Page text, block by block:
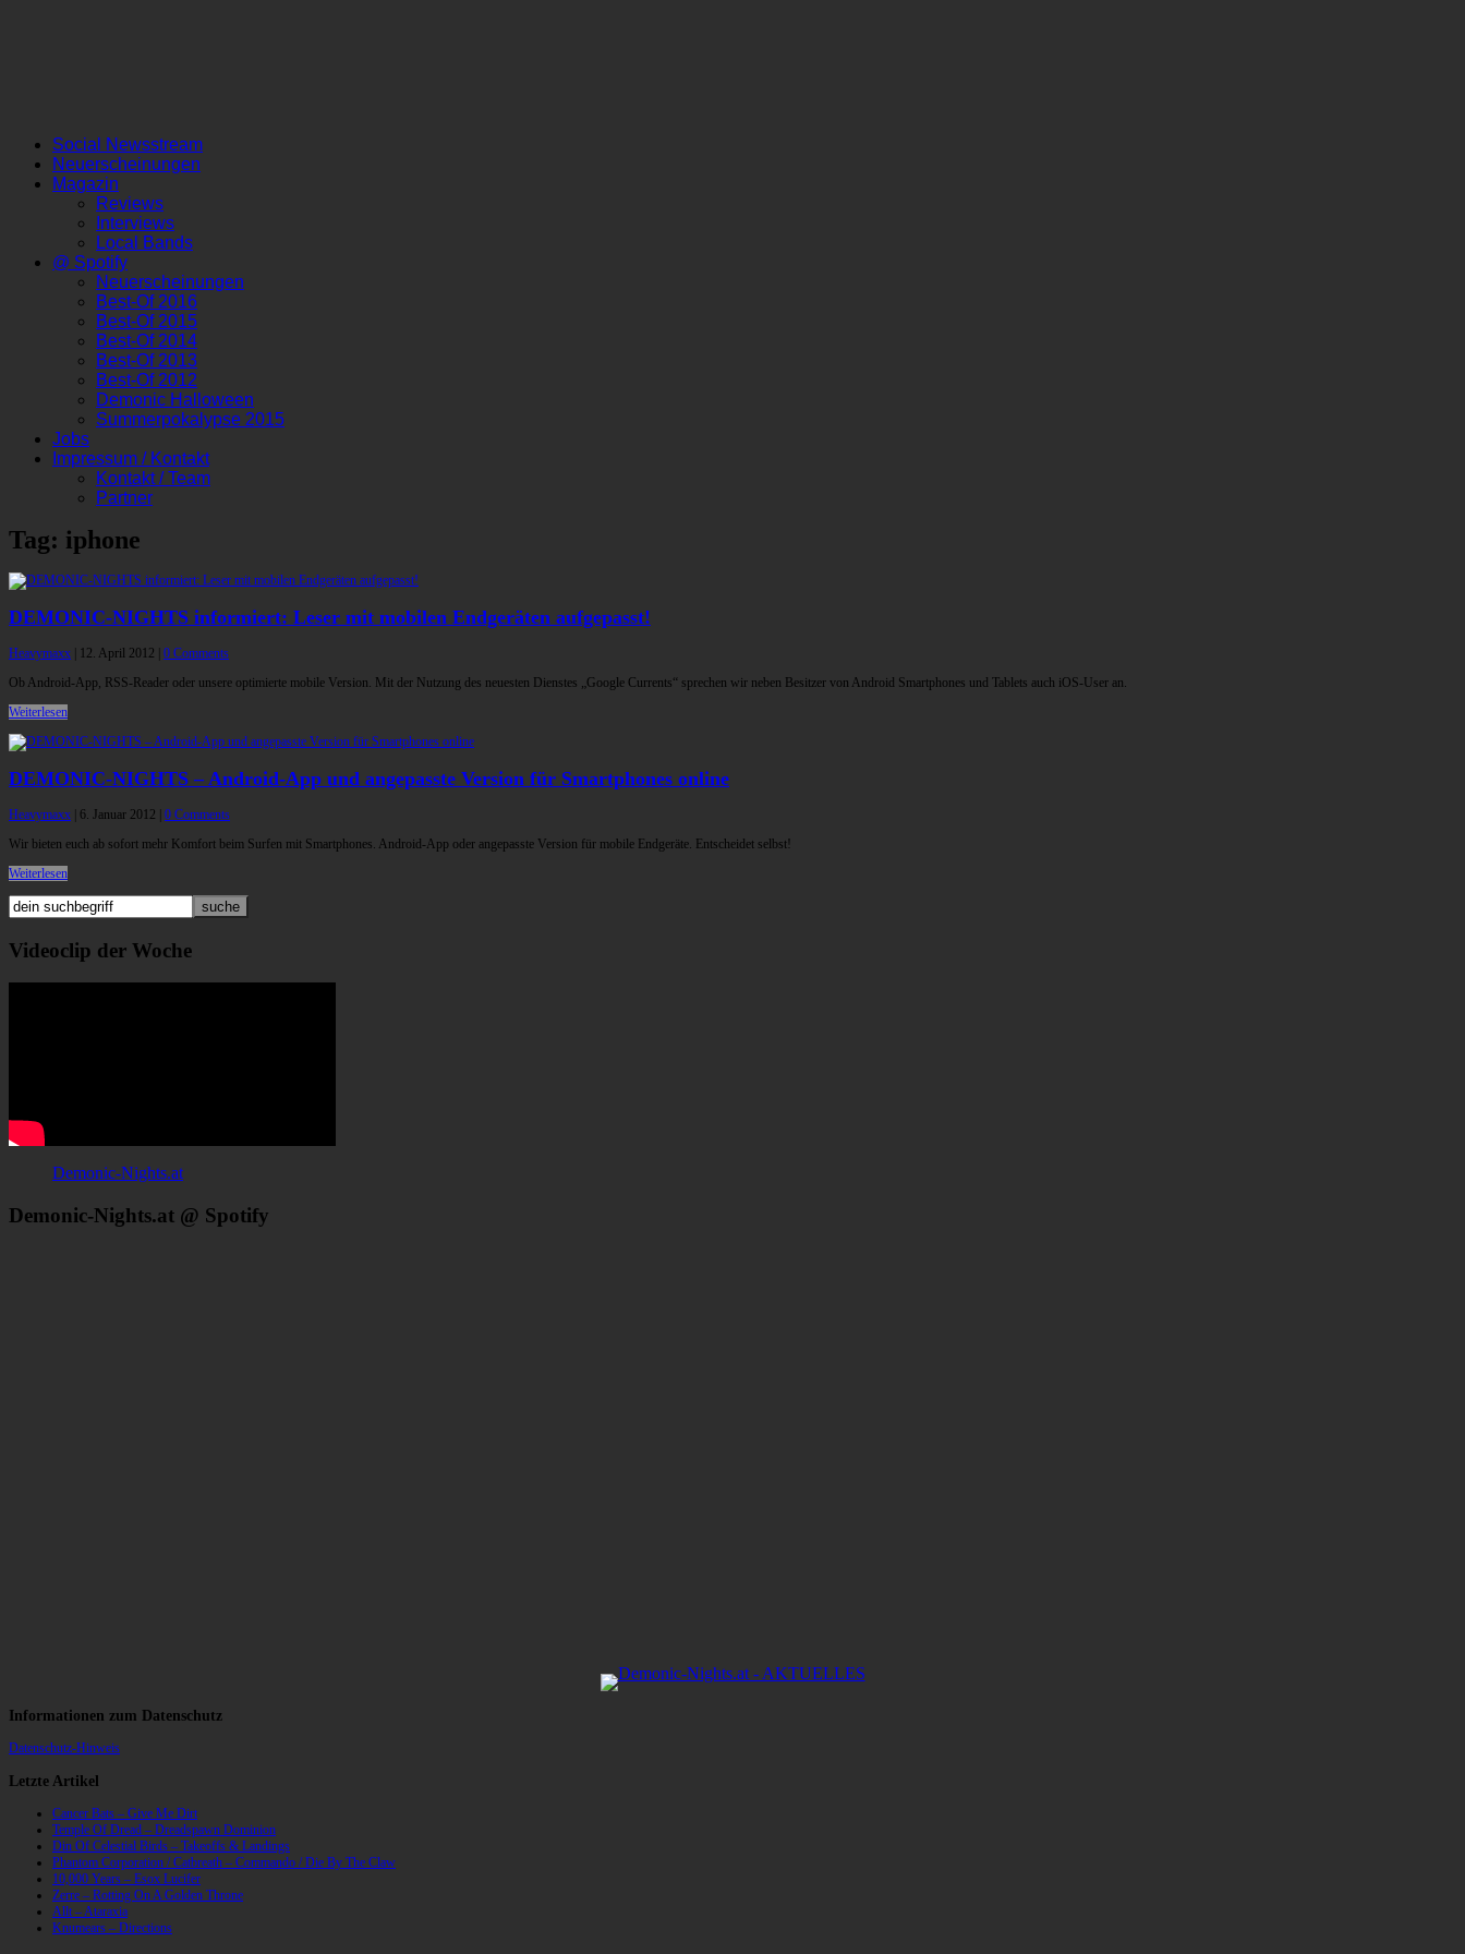
Social Newsstream
Neuerscheinungen
Magazin
Reviews
Interviews
Local Bands
@ Spotify
Neuerscheinungen
Best-Of 2016
Best-Of 2015
Best-Of 2014
Best-Of 2013
Best-Of 2012
Demonic Halloween
Summerpokalypse 2015
Jobs
Impressum / Kontakt
Kontakt / Team
Partner
Tag: iphone
DEMONIC-NIGHTS informiert: Leser mit mobilen Endgeräten aufgepasst!
Heavymaxx 12. April 2012
0 Comments
Ob Android-App, RSS-Reader oder unsere optimierte mobile Version. Mit der Nutzung des neuesten Dienstes „Google Currents“ sprechen wir neben Besitzer von Android Smartphones und Tablets auch iOS-User an.
Weiterlesen
DEMONIC-NIGHTS – Android-App und angepasste Version für Smartphones online
Heavymaxx 6. Januar 2012
0 Comments
Wir bieten euch ab sofort mehr Komfort beim Surfen mit Smartphones. Android-App oder angepasste Version für mobile Endgeräte. Entscheidet selbst!
Weiterlesen
Videoclip der Woche
Demonic-Nights.at
Demonic-Nights.at @ Spotify
Informationen zum Datenschutz
Datenschutz-Hinweis
Letzte Artikel
Cancer Bats – Give Me Dirt
Temple Of Dread – Dreadspawn Dominion
Din Of Celestial Birds – Takeoffs & Landings
Phantom Corporation / Catbreath – Commando / Die By The Claw
10,000 Years – Esox Lucifer
Zerre – Rotting On A Golden Throne
Allt – Ataraxia
Knumears – Directions